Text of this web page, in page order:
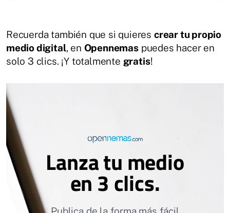
Recuerda también que si quieres crear tu propio
medio digital, en Opennemaspuedes hacer en
solo 3 clics. ¡Y totalmente gratis!
Lanza tu medio
en 3 clics.